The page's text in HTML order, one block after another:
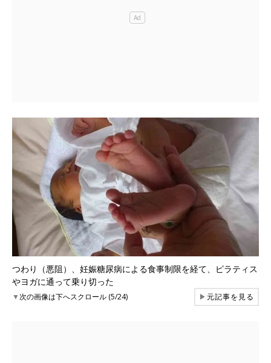
つわり（悪阻）、妊娠糖尿病による食事制限を経て、ピラティス
やヨガに通って乗り切った
▼次の画像は下へスクロール (5/24) ▶元記事を見る